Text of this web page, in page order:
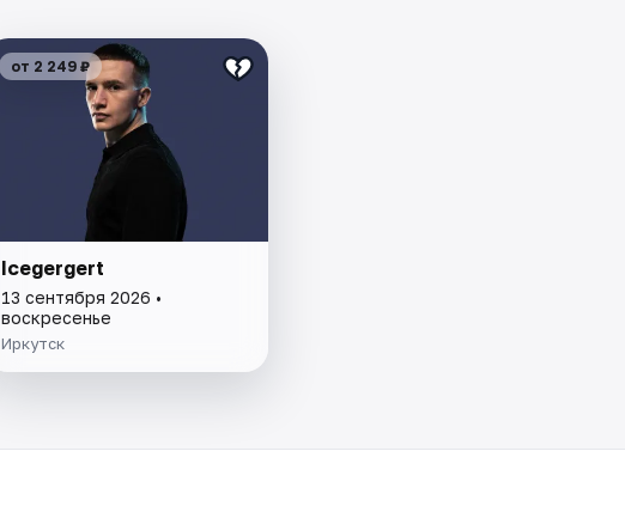
от 2 249 ₽
Icegergert
13 сентября 2026 •
воскресенье
Иркутск